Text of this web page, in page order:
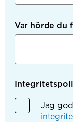
Var hörde du
Jag